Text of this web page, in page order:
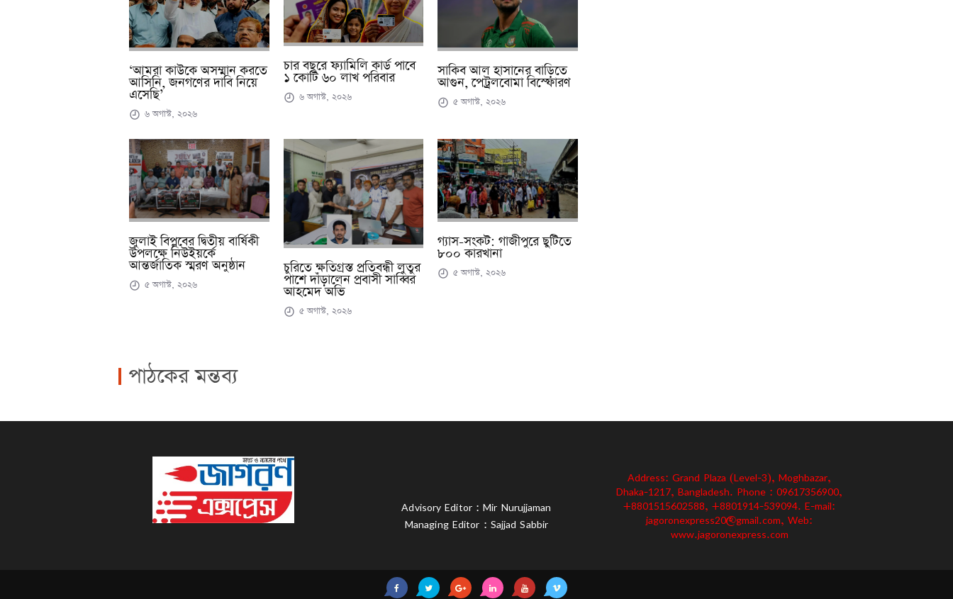
‘আমরা কাউকে অসম্মান করতে
আসিনি, জনগণের দাবি নিয়ে
এসেছি’
৬ অগাস্ট, ২০২৬
চার বছরে ফ্যামিলি কার্ড পাবে
১ কোটি ৬০ লাখ পরিবার
৬ অগাস্ট, ২০২৬
সাকিব আল হাসানের বাড়িতে
আগুন, পেট্রলবোমা বিস্ফোরণ
৫ অগাস্ট, ২০২৬
জুলাই বিপ্লবের দ্বিতীয় বার্ষিকী
উপলক্ষে নিউইয়র্কে
আন্তর্জাতিক স্মরণ অনুষ্ঠান
৫ অগাস্ট, ২০২৬
চুরিতে ক্ষতিগ্রস্ত প্রতিবন্ধী লুতুর
পাশে দাঁড়ালেন প্রবাসী সাব্বির
আহমেদ অভি
৫ অগাস্ট, ২০২৬
গ্যাস-সংকট: গাজীপুরে ছুটিতে
৮০০ কারখানা
৫ অগাস্ট, ২০২৬
পাঠকের মন্তব্য
Advisory Editor : Mir Nurujjaman
Managing Editor : Sajjad Sabbir
Address: Grand Plaza (Level-3), Moghbazar,
Dhaka-1217, Bangladesh. Phone : 09617356900,
+8801515602588, +8801914-539094. E-mail:
jagoronexpress20@gmail.com, Web:
www.jagoronexpress.com